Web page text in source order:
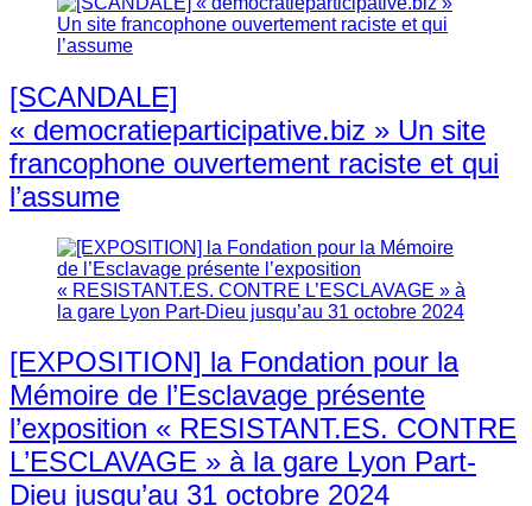
[SCANDALE]
« democratieparticipative.biz » Un site
francophone ouvertement raciste et qui
l’assume
[EXPOSITION] la Fondation pour la
Mémoire de l’Esclavage présente
l’exposition « RESISTANT.ES. CONTRE
L’ESCLAVAGE » à la gare Lyon Part-
Dieu jusqu’au 31 octobre 2024